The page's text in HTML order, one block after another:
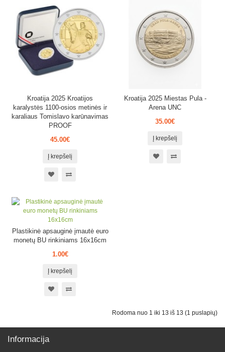
Kroatija 2025 Kroatijos
karalystės 1100-osios metinės ir
karaliaus Tomislavo karūnavimas
PROOF
45.00€
Į krepšelį
Kroatija 2025 Miestas Pula -
Arena UNC
35.00€
Į krepšelį
Plastikinė apsauginė įmautė euro
monetų BU rinkiniams 16x16cm
1.00€
Į krepšelį
Rodoma nuo 1 iki 13 iš 13 (1 puslapių)
Informacija